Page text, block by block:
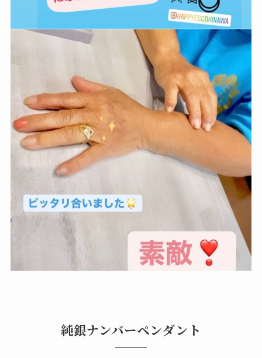
純銀ナンバーペンダント